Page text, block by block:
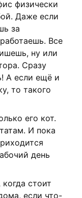
физически
Даже если
за
Все
ну или
Сразу
А если ещё и
то такого
его кот.
И пока
день
стоит
если что-